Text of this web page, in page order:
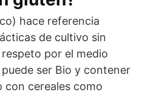
hace referencia
de cultivo sin
por el medio
ser Bio y contener
con cereales como